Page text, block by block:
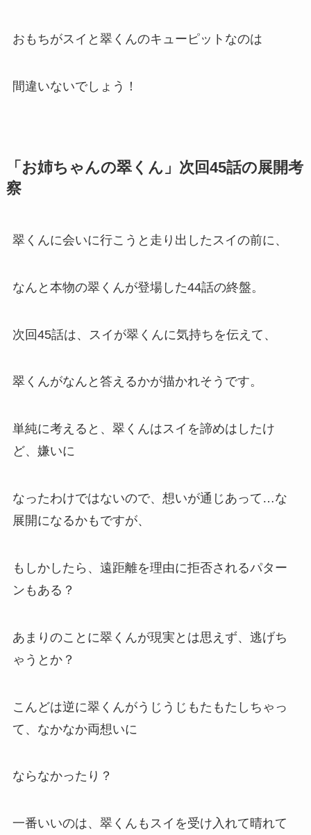
おもちがスイと翠くんのキューピットなのは
間違いないでしょう！
「お姉ちゃんの翠くん」次回45話の展開考
察
翠くんに会いに行こうと走り出したスイの前に、
なんと本物の翠くんが登場した44話の終盤。
次回45話は、スイが翠くんに気持ちを伝えて、
翠くんがなんと答えるかが描かれそうです。
単純に考えると、翠くんはスイを諦めはしたけ
ど、嫌いに
なったわけではないので、想いが通じあって…な
展開になるかもですが、
もしかしたら、遠距離を理由に拒否されるパター
ンもある？
あまりのことに翠くんが現実とは思えず、逃げち
ゃうとか？
こんどは逆に翠くんがうじうじもたもたしちゃっ
て、なかなか両想いに
ならなかったり？
一番いいのは、翠くんもスイを受け入れて晴れて